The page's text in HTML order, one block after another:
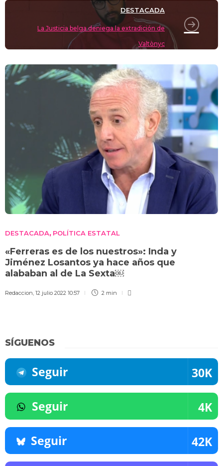
DESTACADA
La Justicia belga deniega la extradición de
Valtònyc
DESTACADA, POLÍTICA ESTATAL
«Ferreras es de los nuestros»: Inda y
Jiménez Losantos ya hace años que
alababan al de La Sexta￼
Redaccion 12 julio 2022 10:57 2 min
SÍGUENOS
Seguir 30K
Seguir 4K
Seguir 42K